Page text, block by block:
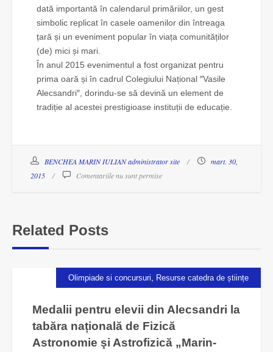
dată importantă în calendarul primăriilor, un gest
simbolic replicat în casele oamenilor din întreaga
țară și un eveniment popular în viața comunităților
(de) mici și mari.
În anul 2015 evenimentul a fost organizat pentru
prima oară și în cadrul Colegiului Național ″Vasile
Alecsandri″, dorindu-se să devină un element de
tradiție al acestei prestigioase instituții de educație.
BENCHEA MARIN IULIAN administrator site
mart. 30,
2015
Comentariile nu sunt permise
Related Posts
Olimpiade si concursuri Resurse catedra de științe
Medalii pentru elevii din Alecsandri la
tabăra națională de Fizică
Astronomie şi Astrofizică „Marin-